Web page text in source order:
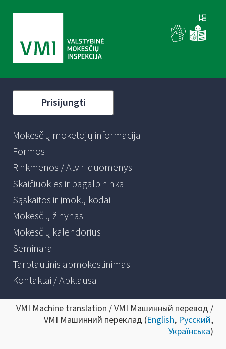
Prisijungti
Mokesčių mokėtojų informacija
Formos
Rinkmenos / Atviri duomenys
Skaičiuoklės ir pagalbininkai
Sąskaitos ir įmokų kodai
Mokesčių žinynas
Mokesčių kalendorius
Seminarai
Tarptautinis apmokestinimas
Kontaktai / Apklausa
VMI Machine translation / VMI Машинный перевод /
VMI Машинний переклад (English, Русский,
Українська)